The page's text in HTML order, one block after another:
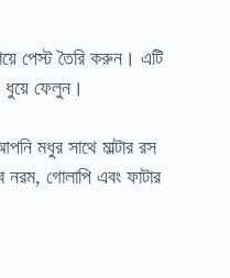
পেস্ট তৈরি করুন। এটি
ধুয়ে ফেলুন।
মধুর সাথে মাল্টার রস
নরম, গোলাপি এবং ফাটার